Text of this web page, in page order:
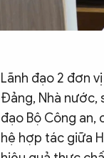
Lãnh đạo 2 đơn
Đảng, Nhà nước,
đạo Bộ Công an,
hệ hợp tác giữa